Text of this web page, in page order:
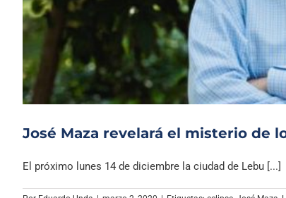
José Maza revelará el misterio de
El próximo lunes 14 de diciembre la ciudad de Lebu [...]